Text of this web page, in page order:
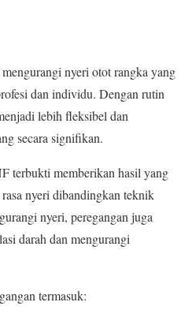
nyeri otot rangka yang
dan individu. Dengan rutin
lebih fleksibel dan
secara signifikan.
terbukti memberikan hasil yang
nyeri dibandingkan teknik
nyeri, peregangan juga
darah dan mengurangi
termasuk: